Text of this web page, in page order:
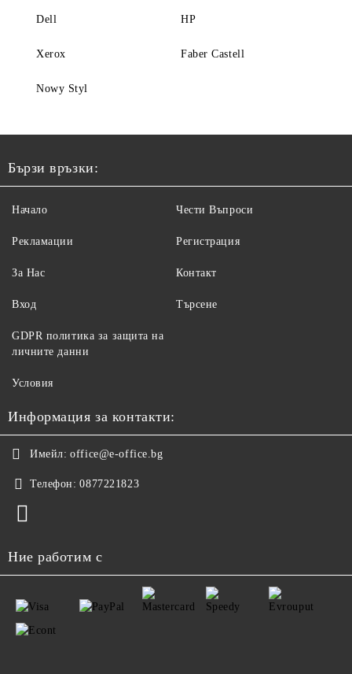
Dell HP
Xerox Faber Castell
Nowy Styl
Бързи връзки:
Начало
Рекламации
За Нас
Вход
Чести Въпроси
Регистрация
Контакт
Търсене
GDPR политика за защита на
личните данни
Условия
Информация за контакти:
Имейл: office@e-office.bg
Телефон: 0877221823
Ние работим с